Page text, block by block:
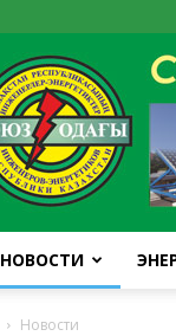
НОВОСТИ
Новости